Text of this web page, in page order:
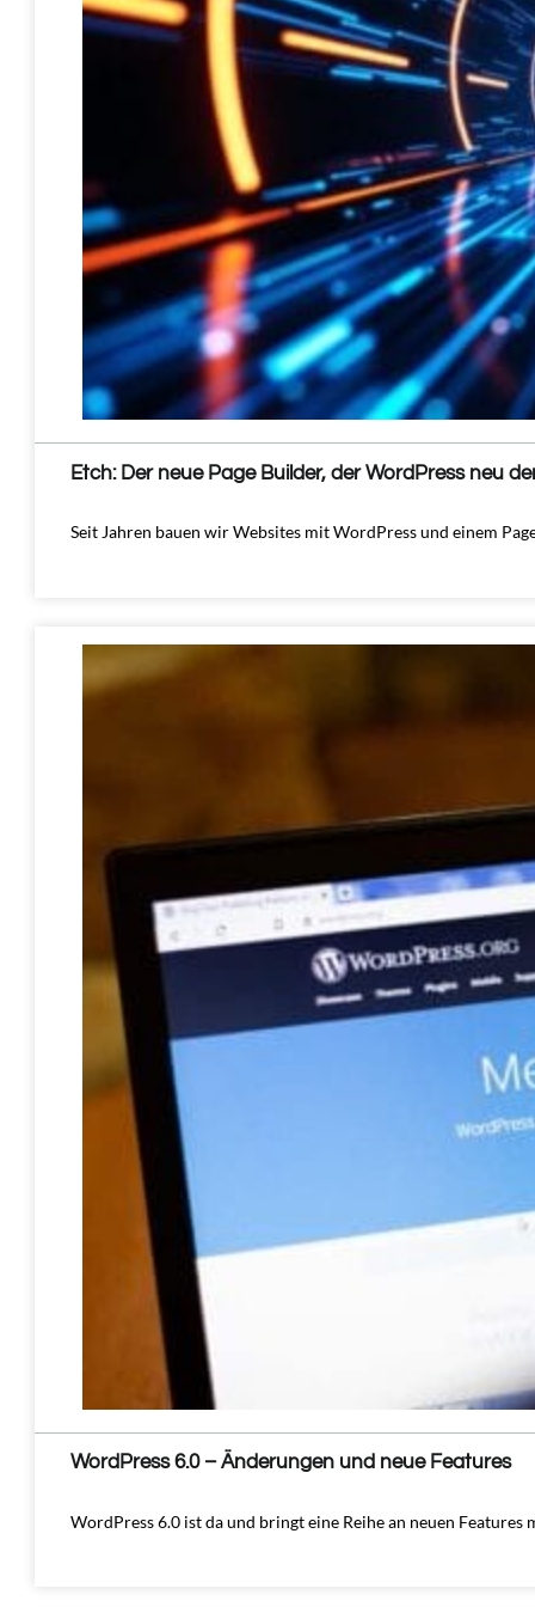
Etch: Der neue Page Builder, der WordPress neu
Seit Jahren bauen wir Websites mit WordPress und einem
WordPress 6.0 – Änderungen und neue Features
WordPress 6.0 ist da und bringt eine Reihe an neuen